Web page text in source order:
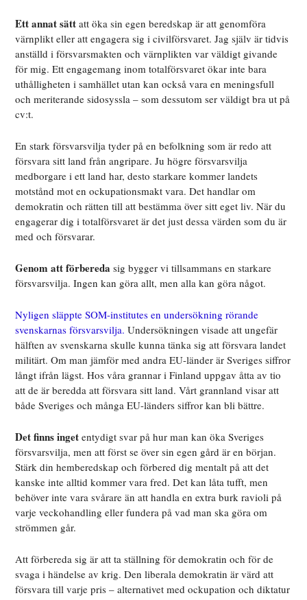
Ett annat sätt att öka sin egen beredskap är att genomföra
värnplikt eller att engagera sig i civilförsvaret. Jag själv är tidvis
anställd i försvarsmakten och värnplikten var väldigt givande
för mig. Ett engagemang inom totalförsvaret ökar inte bara
uthålligheten i samhället utan kan också vara en meningsfull
och meriterande sidosyssla – som dessutom ser väldigt bra ut på
cv:t.
En stark försvarsvilja tyder på en befolkning som är redo att
försvara sitt land från angripare. Ju högre försvarsvilja
medborgare i ett land har, desto starkare kommer landets
motstånd mot en ockupationsmakt vara. Det handlar om
demokratin och rätten till att bestämma över sitt eget liv. När du
engagerar dig i totalförsvaret är det just dessa värden som du är
med och försvarar.
Genom att förbereda sig bygger vi tillsammans en starkare
försvarsvilja. Ingen kan göra allt, men alla kan göra något.
Nyligen släppte SOM-institutes en undersökning rörande
svenskarnas försvarsvilja.Undersökningen visade att ungefär
hälften av svenskarna skulle kunna tänka sig att försvara landet
militärt. Om man jämför med andra EU-länder är Sveriges siffror
långt ifrån lägst. Hos våra grannar i Finland uppgav åtta av tio
att de är beredda att försvara sitt land. Vårt grannland visar att
både Sveriges och många EU-länders siffror kan bli bättre.
Det finns inget entydigt svar på hur man kan öka Sveriges
försvarsvilja, men att först se över sin egen gård är en början.
Stärk din hemberedskap och förbered dig mentalt på att det
kanske inte alltid kommer vara fred. Det kan låta tufft, men
behöver inte vara svårare än att handla en extra burk ravioli på
varje veckohandling eller fundera på vad man ska göra om
strömmen går.
Att förbereda sig är att ta ställning för demokratin och för de
svaga i händelse av krig. Den liberala demokratin är värd att
försvara till varje pris – alternativet med ockupation och diktatur